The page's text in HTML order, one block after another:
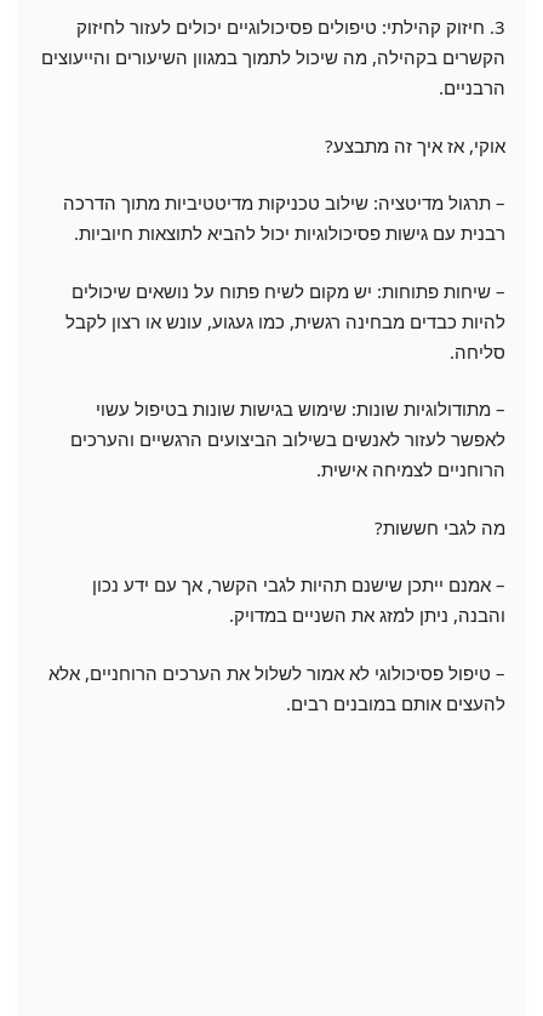
3. חיזוק קהילתי: טיפולים פסיכולוגיים יכולים לעזור לחיזוק
הקשרים בקהילה, מה שיכול לתמוך במגוון השיעורים והייעוצים
הרבניים.
אוקי, אז איך זה מתבצע?
– תרגול מדיטציה: שילוב טכניקות מדיטטיביות מתוך הדרכה
רבנית עם גישות פסיכולוגיות יכול להביא לתוצאות חיוביות.
– שיחות פתוחות: יש מקום לשיח פתוח על נושאים שיכולים
להיות כבדים מבחינה רגשית, כמו געגוע, עונש או רצון לקבל
סליחה.
– מתודולוגיות שונות: שימוש בגישות שונות בטיפול עשוי
לאפשר לעזור לאנשים בשילוב הביצועים הרגשיים והערכים
הרוחניים לצמיחה אישית.
מה לגבי חששות?
– אמנם ייתכן שישנם תהיות לגבי הקשר, אך עם ידע נכון
והבנה, ניתן למזג את השניים במדויק.
– טיפול פסיכולוגי לא אמור לשלול את הערכים הרוחניים, אלא
להעצים אותם במובנים רבים.